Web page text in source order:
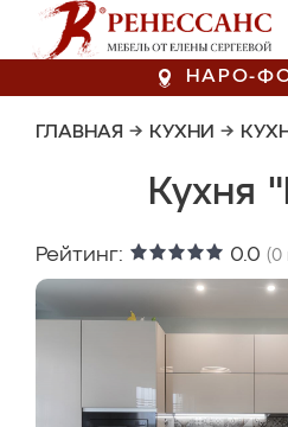
НАРО-
ГЛАВНАЯ → КУХНИ →
Кухня
Рейтинг: 0.0 (0